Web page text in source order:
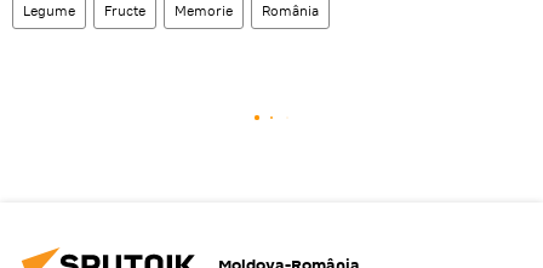
Legume Fructe Memorie România